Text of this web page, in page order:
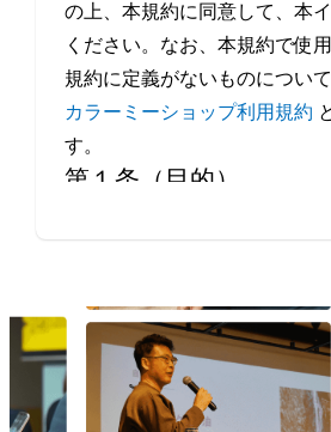
の上、本規約に同意して、本
ください。なお、本規約で使
規約に定義がないものについて
カラーミーショップ利用規約
す。
第１条（目的）
Eコマースにかかわるすべて
第２条（本イベントの
本イベントの開催場所（オン
を含みます。）、開催日時等
ウェブサイト上で定めます。